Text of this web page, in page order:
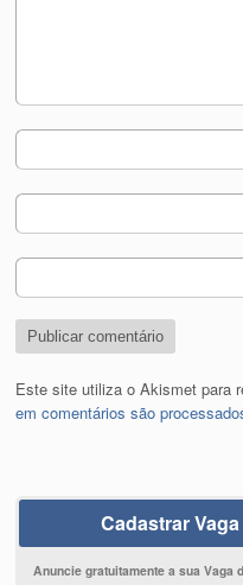
Este site utiliza o Akismet para
em comentários são
Cadastrar Vaga
Anuncie gratuitamente a sua Vaga